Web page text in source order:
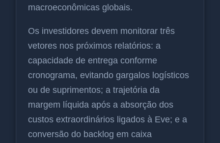
macroeconômicas globais.
Os investidores devem monitorar três
vetores nos próximos relatórios: a
capacidade de entrega conforme
cronograma, evitando gargalos logísticos
ou de suprimentos; a trajetória da
margem líquida após a absorção dos
custos extraordinários ligados à Eve; e a
conversão do backlog em caixa